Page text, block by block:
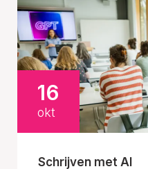
16
okt
Schrijven met AI